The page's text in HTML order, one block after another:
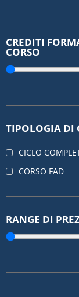
CREDITI
CORSO
TIPOLOGIA DI
CICLO
CORSO FAD
RANGE DI